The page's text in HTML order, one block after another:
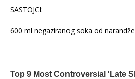
SASTOJCI:
600 ml negaziranog soka od narandže